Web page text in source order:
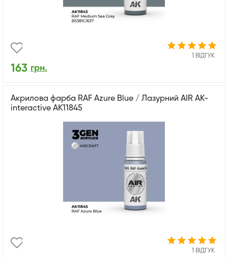
1 ВІДГУК
163 грн.
Акрилова фарба RAF Azure Blue / Лазурний AIR АК-
interactive AK11845
1 ВІДГУК